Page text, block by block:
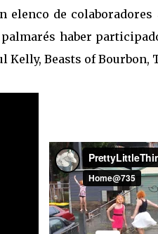
elenco de
haber
Kelly, Beasts of Bourbon,